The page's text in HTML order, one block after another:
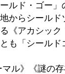
ルド・ゴー
からシール
《アカシッ
も「シール
ル》《謎の存